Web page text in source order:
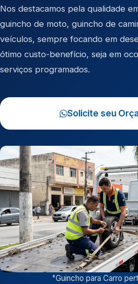
Nos destacamos pela qualidade
guincho de moto, guincho de
veículos, sempre focando em
ótimo custo-benefício, seja em
serviços programados.
Solicite seu
"Guincho para Carro